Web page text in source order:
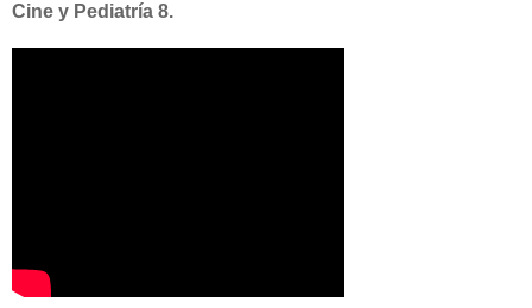
Cine y Pediatría 8.